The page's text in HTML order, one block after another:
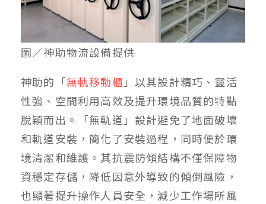
圖／神助物流設備提供
神助的「無軌移動櫃」以其設計精巧、靈活
性強、空間利用高效及提升環境品質的特點
脫穎而出。「無軌道」設計避免了地面破壞
和軌道安裝，簡化了安裝過程，同時便於環
境清潔和維護。其抗震防傾結構不僅保障物
資穩定存儲，降低因意外導致的傾倒風險，
也顯著提升操作人員安全，減少工作場所風